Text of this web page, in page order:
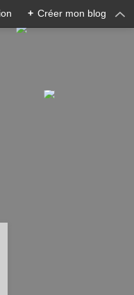
+ Créer mon blog